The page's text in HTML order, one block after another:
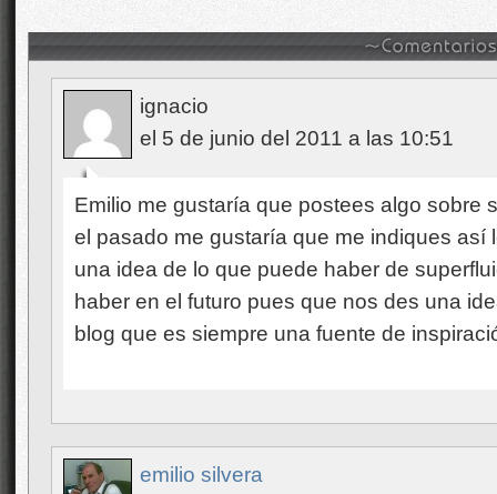
ignacio
el 5 de junio del 2011 a las 10:51
Emilio me gustaría que postees algo sobre
el pasado me gustaría que me indiques así
una idea de lo que puede haber de
haber en el futuro pues que nos des una
blog que es siempre una fuente de
emilio silvera